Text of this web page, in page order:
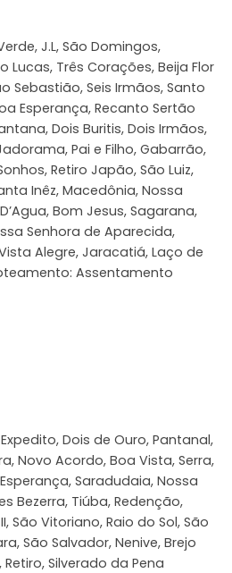
J.L, São Domingos,
Lucas, Três Corações, Beija Flor
Sebastião, Seis Irmãos, Santo
Esperança, Recanto Sertão
Dois Buritis, Dois Irmãos,
Pai e Filho, Gabarrão,
Retiro Japão, São Luiz,
Inêz, Macedônia, Nossa
Bom Jesus, Sagarana,
Senhora de Aparecida,
Alegre, Jaracatiá, Laço de
Assentamento
Dois de Ouro, Pantanal,
Novo Acordo, Boa Vista, Serra,
Saradudaia, Nossa
Bezerra, Tiúba, Redenção,
São Vitoriano, Raio do Sol, São
São Salvador, Nenive, Brejo
Silverado da Pena